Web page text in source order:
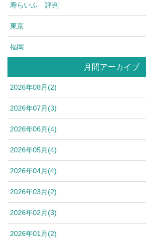
寿らいふ 評判
東京
福岡
月間アーカイブ
2026年08月(2)
2026年07月(3)
2026年06月(4)
2026年05月(4)
2026年04月(4)
2026年03月(2)
2026年02月(3)
2026年01月(2)